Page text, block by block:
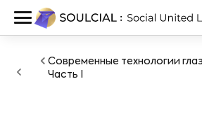
Современные технологии
Часть I